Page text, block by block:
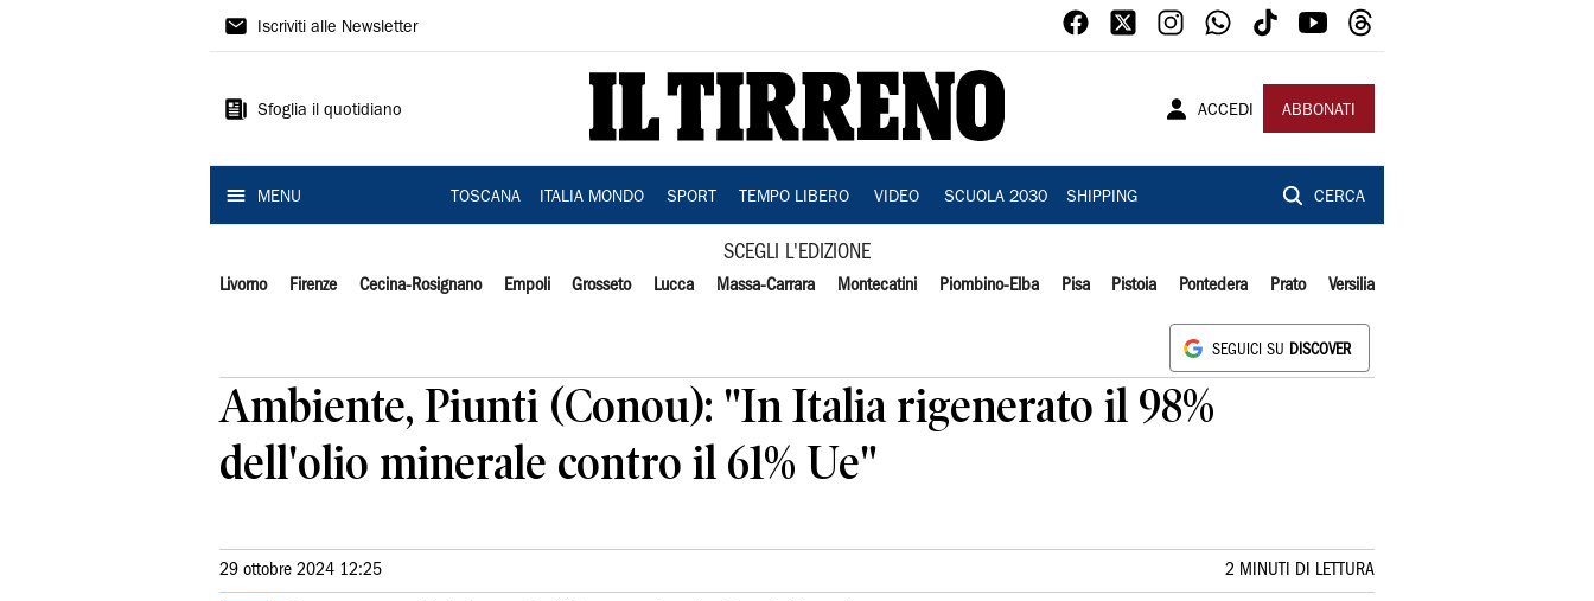
Il
Iscriviti alle Newsletter
Sfoglia il quotidiano ACCEDI ABBONATI
MENU TOSCANA ITALIA MONDO SPORT TEMPO LIBERO VIDEO SCUOLA 2030 SHIPPING CERCA
SCEGLI L'EDIZIONE
Livorno Firenze Cecina-Rosignano Empoli Grosseto Lucca Massa-Carrara Montecatini Piombino-Elba Pisa Pistoia Pontedera Prato Versilia
SEGUICI SU DISCOVER
Ambiente, Piunti (Conou): "In Italia rigenerato il 98%
dell'olio minerale contro il 61% Ue"
29 ottobre 2024 12:25 2 MINUTI DI LETTURA